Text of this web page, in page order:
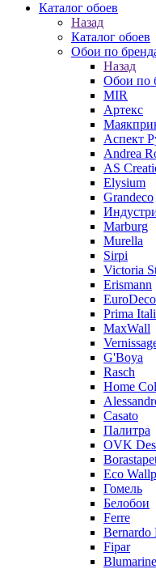
Каталог обоев
Назад
Каталог обоев
Обои по
Назад
Обои по
MIR
Артекс
Аспект
Andrea
AS
Elysium
Grandeco
Marburg
Murella
Sirpi
Victoria
Erismann
Prima
MaxWall
G'Boya
Rasch
Home
Casato
Палитра
OVK
Eco
Гомель
Белобои
Ferre
Bernardo
Fipar
Blumarine